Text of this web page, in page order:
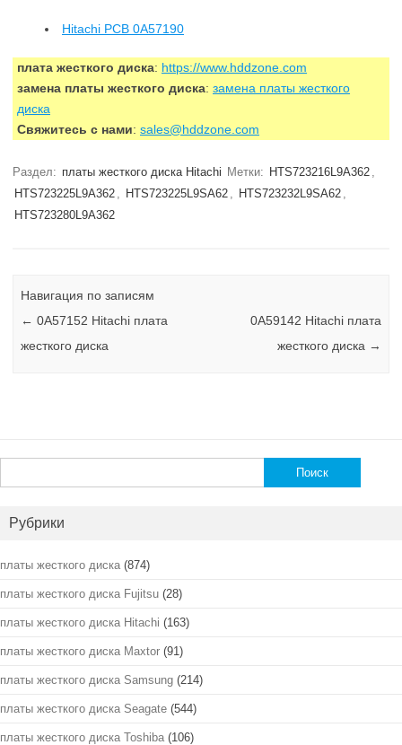
Hitachi PCB 0A57190
плата жесткого диска: https://www.hddzone.com
замена платы жесткого диска: замена платы жесткого
диска
Свяжитесь с нами: sales@hddzone.com
Раздел: платы жесткого диска Hitachi Метки: HTS723216L9A362 ,
HTS723225L9A362 , HTS723225L9SA62 , HTS723232L9SA62 ,
HTS723280L9A362
Навигация по записям
← 0A57152 Hitachi плата
жесткого диска
0A59142 Hitachi плата
жесткого диска →
Рубрики
платы жесткого диска (874)
платы жесткого диска Fujitsu (28)
платы жесткого диска Hitachi (163)
платы жесткого диска Maxtor (91)
платы жесткого диска Samsung (214)
платы жесткого диска Seagate (544)
платы жесткого диска Toshiba (106)